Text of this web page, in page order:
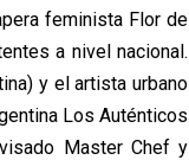
feminista Flor de
a nivel nacional.
y el artista urbano
Los Auténticos
Master Chef y